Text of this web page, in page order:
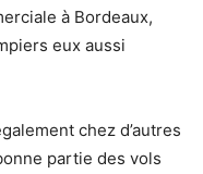
à Bordeaux,
eux aussi
chez d’autres
partie des vols